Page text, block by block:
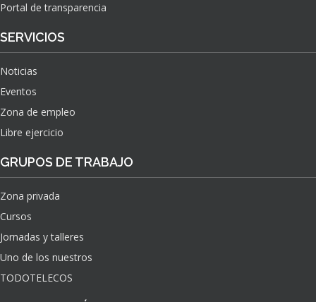
Portal de transparencia
SERVICIOS
Noticias
Eventos
Zona de empleo
Libre ejercicio
GRUPOS DE TRABAJO
Zona privada
Cursos
Jornadas y talleres
Uno de los nuestros
TODOTELECOS